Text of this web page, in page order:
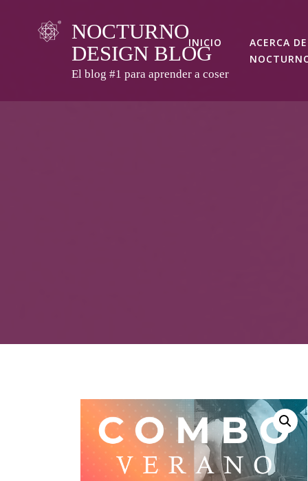
NOCTURNO
DESIGN BLOG
El blog #1 para aprender a coser
INICIO
ACERCA DE